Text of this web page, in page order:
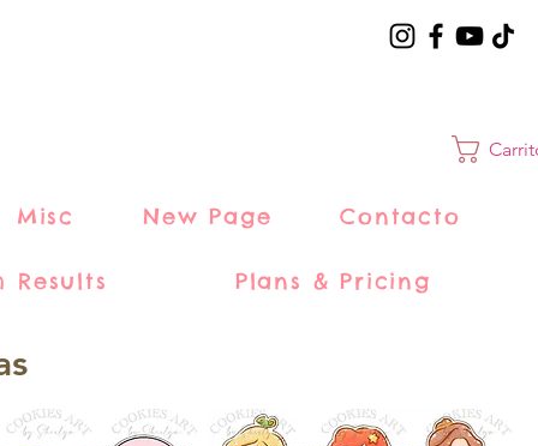
Misc New Page Contacto
Results Plans & Pricing